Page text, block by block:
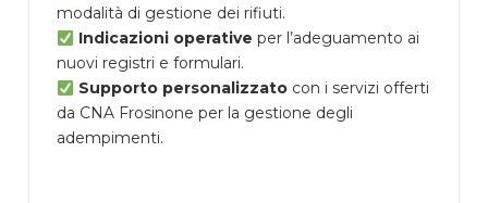
modalità di gestione dei rifiuti.
Indicazioni operative per l’adeguamento ai
nuovi registri e formulari.
Supporto personalizzatocon i servizi offerti
da CNA Frosinone per la gestione degli
adempimenti.